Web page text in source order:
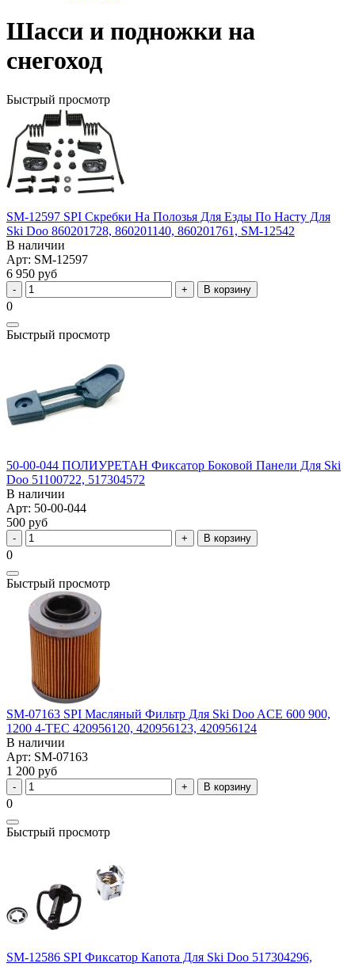
Шасси и подножки на
снегоход
Быстрый просмотр
SM-12597 SPI Скребки На Полозья Для Езды По Насту Для
Ski Doo 860201728, 860201140, 860201761, SM-12542
В наличии
Арт: SM-12597
6 950 руб
В корзину
0
Быстрый просмотр
50-00-044 ПОЛИУРЕТАН Фиксатор Боковой Панели Для Ski
Doo 51100722, 517304572
В наличии
Арт: 50-00-044
500 руб
В корзину
0
Быстрый просмотр
SM-07163 SPI Масляный Фильтр Для Ski Doo ACE 600 900,
1200 4-TEC 420956120, 420956123, 420956124
В наличии
Арт: SM-07163
1 200 руб
В корзину
0
Быстрый просмотр
SM-12586 SPI Фиксатор Капота Для Ski Doo 517304296,